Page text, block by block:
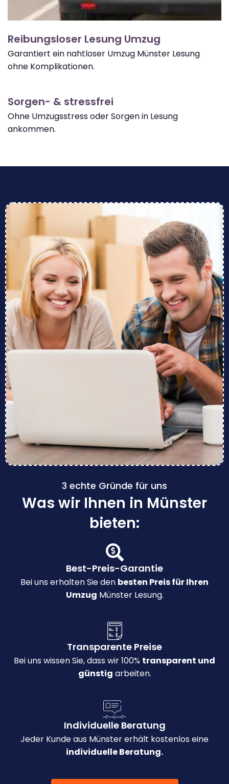
Reibungsloser Lesung Umzug
Garantiert ein nahtloser Umzug Münster Lesung
ohne Komplikationen.
Sorgen- & stressfrei
Ohne Umzugsstress oder Sorgen in Lesung
ankommen.
3 echte Gründe für uns
Was wir Ihnen in Münster
bieten:
Best-Preis-Garantie
Bei uns erhalten Sie den besten Preis für Ihren
Umzug Münster Lesung.
Transparente Preise
Bei uns wissen Sie, dass wir 100% transparent und
günstig arbeiten.
Individuelle Beratung
Jeder Kunde aus Münster erhält kostenlos eine
individuelle Beratung.